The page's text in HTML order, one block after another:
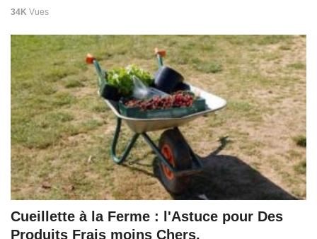
34K Vues
Cueillette à la Ferme : l'Astuce pour Des
Produits Frais moins Chers.